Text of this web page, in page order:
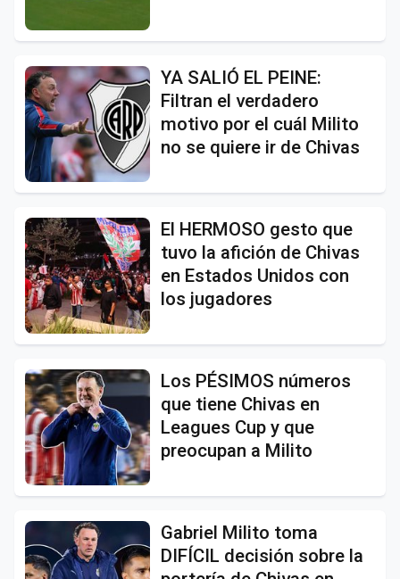
YA SALIÓ EL PEINE:
Filtran el verdadero
motivo por el cuál Milito
no se quiere ir de Chivas
El HERMOSO gesto que
tuvo la afición de Chivas
en Estados Unidos con
los jugadores
Los PÉSIMOS números
que tiene Chivas en
Leagues Cup y que
preocupan a Milito
Gabriel Milito toma
DIFÍCIL decisión sobre la